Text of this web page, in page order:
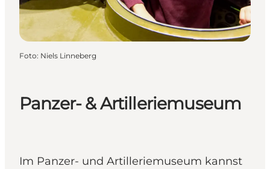
Panzer- & Artilleriemuseum
Im Panzer- und Artilleriemuseum kannst
Foto: Niels Linneberg